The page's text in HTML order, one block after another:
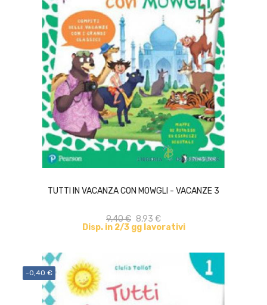
TUTTI IN VACANZA CON MOWGLI - VACANZE 3
9,40 € 8,93 €
Disp. in 2/3 gg lavorativi
-0,40 €